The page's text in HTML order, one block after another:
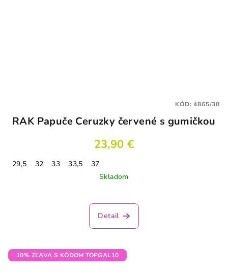
RAK Papuče Ceruzky červené s gumičkou
23,90 €
29,5 32 33 33,5
37
Skladom
Detail
KÓD:4865/30
10% ZĽAVA S KÓDOM TOPGAL10